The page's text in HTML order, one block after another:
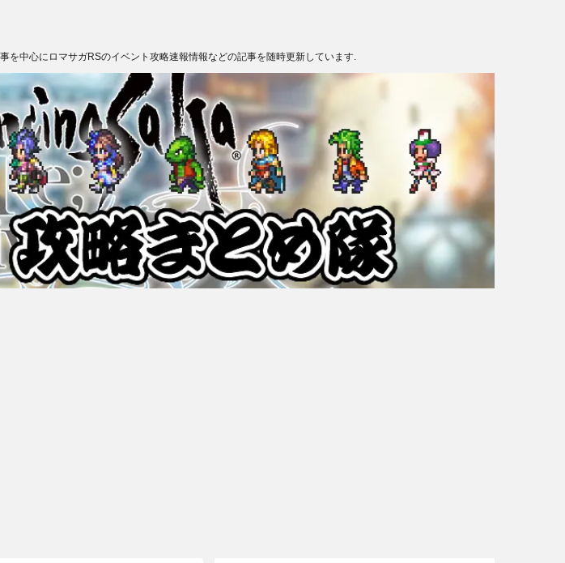
を中心にロマサガRSのイベント攻略速報情報などの記事を随時更新しています.